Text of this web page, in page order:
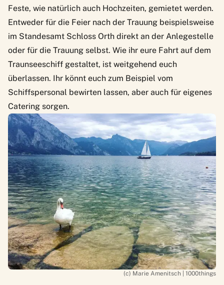
Feste, wie natürlich auch Hochzeiten, gemietet werden.
Entweder für die Feier nach der Trauung beispielsweise
im Standesamt Schloss Orth direkt an der Anlegestelle
oder für die Trauung selbst. Wie ihr eure Fahrt auf dem
Traunseeschiff gestaltet, ist weitgehend euch
überlassen. Ihr könnt euch zum Beispiel vom
Schiffspersonal bewirten lassen, aber auch für eigenes
Catering sorgen.
(c) Marie Amenitsch | 1000things